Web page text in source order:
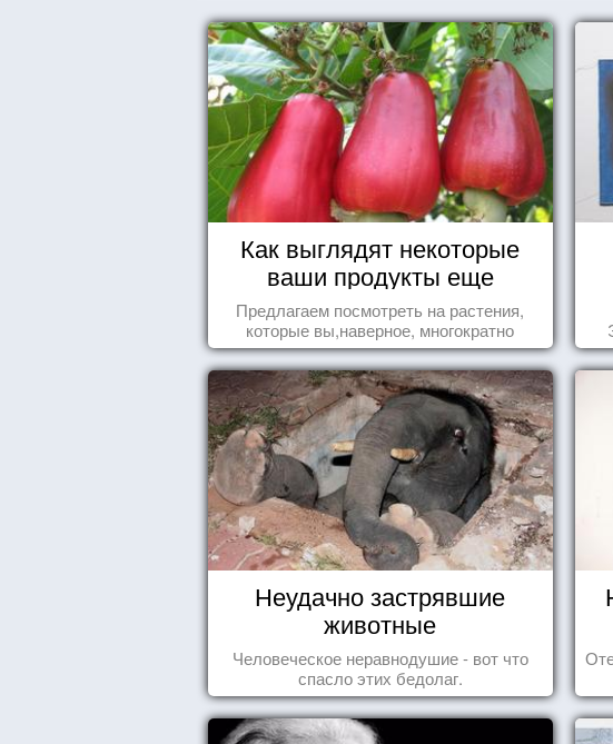
Как выглядят некоторые
ваши продукты еще
живыми?
Предлагаем посмотреть на растения,
которые вы,наверное, многократно
видели , но никогда не представляли
себе, что употребляете их в пищу.
Неудачно застрявшие
животные
Человеческое неравнодушие - вот что
спасло этих бедолаг.